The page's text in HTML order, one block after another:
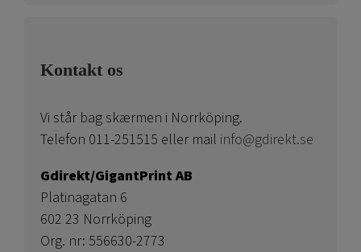
Kontakt os
Vi står bag skærmen i Norrköping.
Telefon 011-251515 eller mail info@gdirekt.se
Gdirekt/GigantPrint AB
Platinagatan 6
602 23 Norrköping
Org. nr: 556630-2773